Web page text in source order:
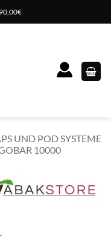
UND POD SYSTEME
10000